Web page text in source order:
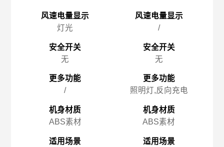
风速电量显示
灯光
安全开关
无
更多功能
/
机身材质
ABS素材
适用场景
风速电量显示
/
安全开关
无
更多功能
照明灯,反向充电
机身材质
ABS素材
适用场景